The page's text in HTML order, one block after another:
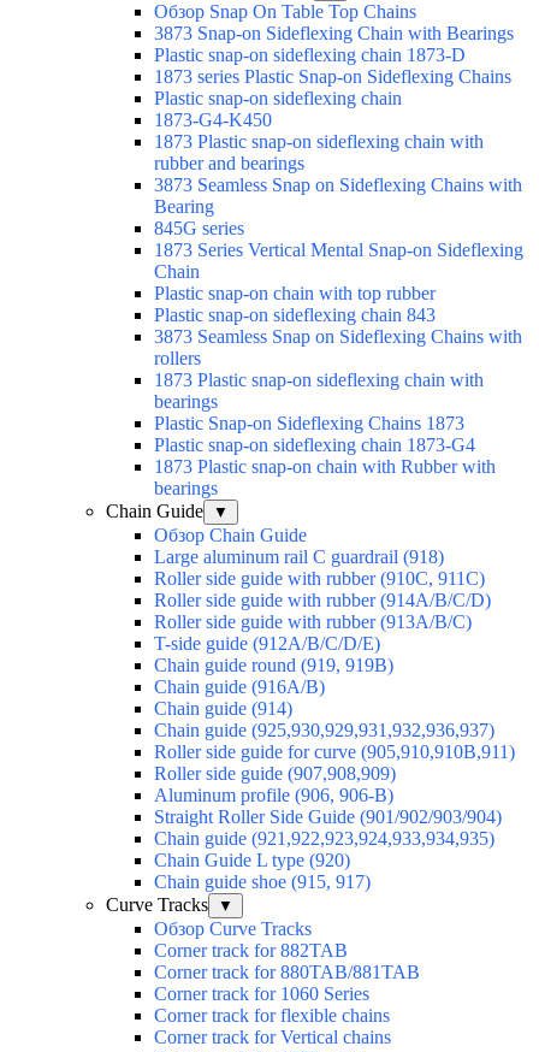
Обзор Snap On Table Top Chains
3873 Snap-on Sideflexing Chain with Bearings
Plastic snap-on sideflexing chain 1873-D
1873 series Plastic Snap-on Sideflexing Chains
Plastic snap-on sideflexing chain
1873-G4-K450
1873 Plastic snap-on sideflexing chain with
rubber and bearings
3873 Seamless Snap on Sideflexing Chains with
Bearing
845G series
1873 Series Vertical Mental Snap-on Sideflexing
Chain
Plastic snap-on chain with top rubber
Plastic snap-on sideflexing chain 843
3873 Seamless Snap on Sideflexing Chains with
rollers
1873 Plastic snap-on sideflexing chain with
bearings
Plastic Snap-on Sideflexing Chains 1873
Plastic snap-on sideflexing chain 1873-G4
1873 Plastic snap-on chain with Rubber with
bearings
Chain Guide
▼
Обзор Chain Guide
Large aluminum rail C guardrail (918)
Roller side guide with rubber (910C, 911C)
Roller side guide with rubber (914A/B/C/D)
Roller side guide with rubber (913A/B/C)
T-side guide (912A/B/C/D/E)
Chain guide round (919, 919B)
Chain guide (916A/B)
Chain guide (914)
Chain guide (925,930,929,931,932,936,937)
Roller side guide for curve (905,910,910B,911)
Roller side guide (907,908,909)
Aluminum profile (906, 906-B)
Straight Roller Side Guide (901/902/903/904)
Chain guide (921,922,923,924,933,934,935)
Chain Guide L type (920)
Chain guide shoe (915, 917)
Curve Tracks
▼
Обзор Curve Tracks
Corner track for 882TAB
Corner track for 880TAB/881TAB
Corner track for 1060 Series
Corner track for flexible chains
Corner track for Vertical chains